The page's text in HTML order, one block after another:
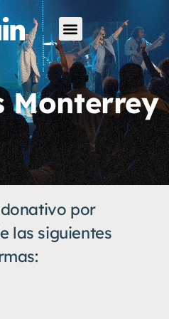
Monterrey
por
las siguientes